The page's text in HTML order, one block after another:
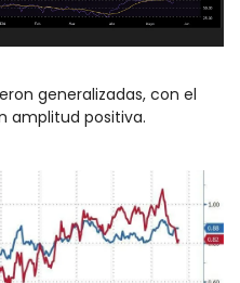
generalizadas, con el
amplitud positiva.